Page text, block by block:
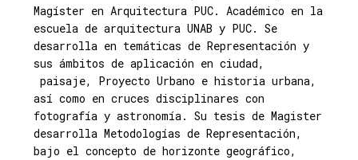
Magíster en Arquitectura PUC. Académico en la
escuela de arquitectura UNAB y PUC. Se
desarrolla en temáticas de Representación y
sus ámbitos de aplicación en ciudad,
paisaje, Proyecto Urbano e historia urbana,
así como en cruces disciplinares con
fotografía y astronomía. Su tesis de Magister
desarrolla Metodologías de Representación,
bajo el concepto de horizonte geográfico,